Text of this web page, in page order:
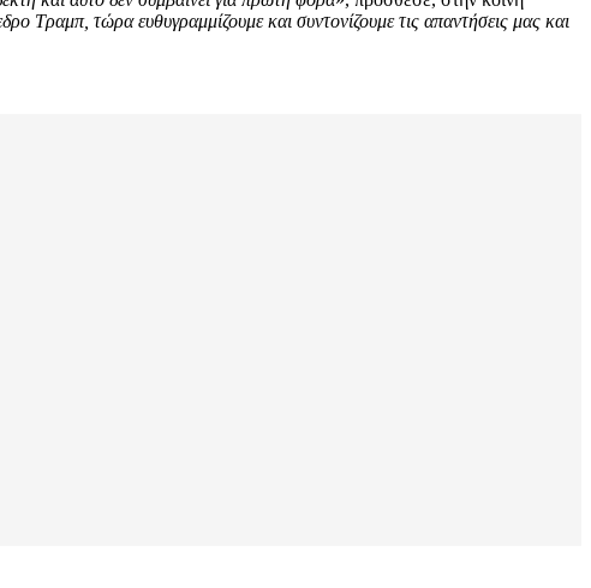
Τραμπ, τώρα ευθυγραμμίζουμε και συντονίζουμε τις απαντήσεις μας και